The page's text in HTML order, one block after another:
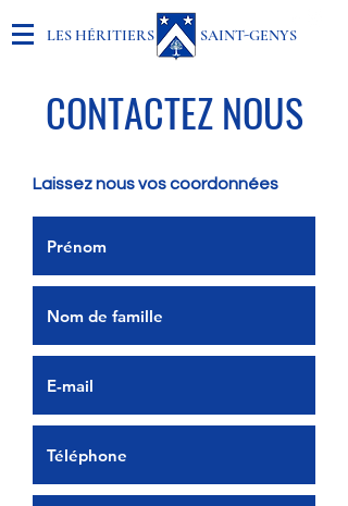
LES HÉRITIERS SAINT-GENYS
CONTACTEZ NOUS
Laissez nous vos coordonnées